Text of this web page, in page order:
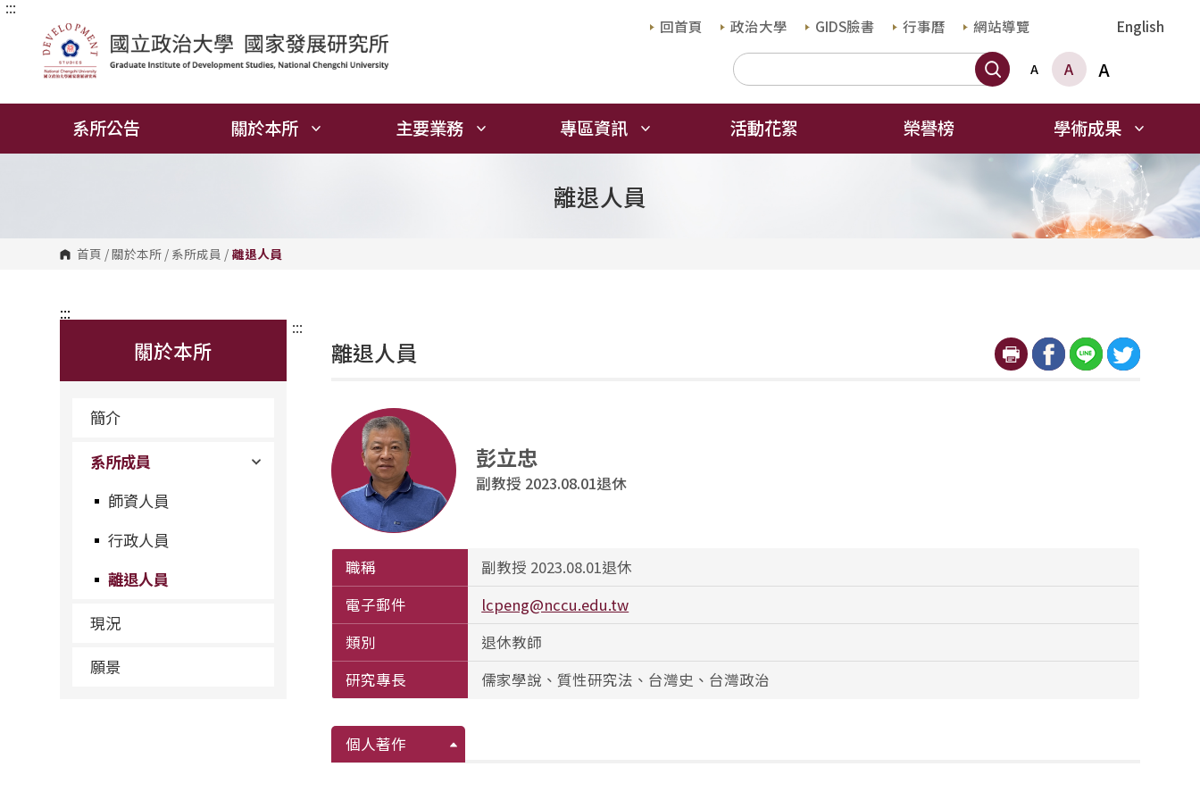
跳
塊
:::
回首頁 政治大學 GIDS臉書 行事曆 網站導覽 English
搜尋A A A
系所公告 關於本所 主要業務 專區資訊 活動花絮 榮譽榜 學術成果
離退人員
首頁 /關於本所 / 系所成員 / 離退人員
:::
關於本所
簡介
系所成員
師資人員
行政人員
離退人員
現況
願景
:::
離退人員
彭立忠
副教授 2023.08.01退休
職稱
副教授 2023.08.01退休
電子郵件
lcpeng@nccu.edu.tw
類別
退休教師
研究專長
儒家學說、質性研究法、台灣史、台灣政治
個人著作